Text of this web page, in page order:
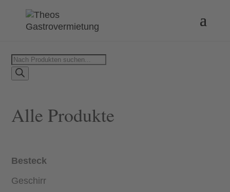
Products
search
Alle Produkte
Besteck
Geschirr